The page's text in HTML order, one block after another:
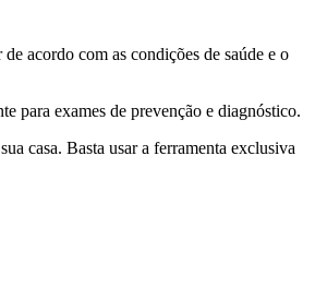
acordo com as condições de saúde e o
para exames de prevenção e diagnóstico.
casa. Basta usar a ferramenta exclusiva